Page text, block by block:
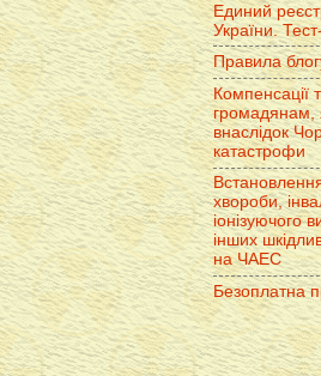
Единий
України.
Правила
Компенсації
громадянам,
внаслідок
катастрофи
хвороби,
іонізуючого
інших
на ЧАЕС
Безоплатна